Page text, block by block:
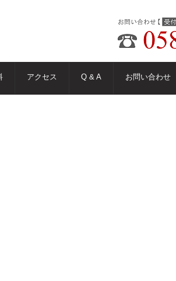
アクセス Q & A お問い合わせ